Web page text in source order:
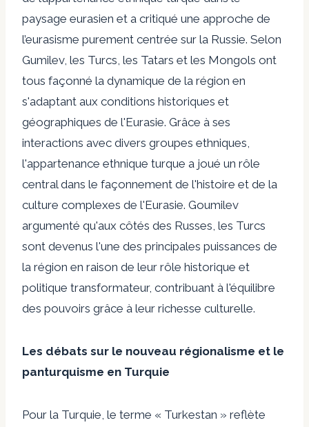
paysage eurasien et a critiqué une approche de
l’eurasisme purement centrée sur la Russie. Selon
Gumilev, les Turcs, les Tatars et les Mongols ont
tous façonné la dynamique de la région en
s'adaptant aux conditions historiques et
géographiques de l'Eurasie. Grâce à ses
interactions avec divers groupes ethniques,
l'appartenance ethnique turque a joué un rôle
central dans le façonnement de l'histoire et de la
culture complexes de l'Eurasie. Goumilev
argumenté qu'aux côtés des Russes, les Turcs
sont devenus l'une des principales puissances de
la région en raison de leur rôle historique et
politique transformateur, contribuant à l'équilibre
des pouvoirs grâce à leur richesse culturelle.
Les débats sur le nouveau régionalisme et le
panturquisme en Turquie
Pour la Turquie, le terme « Turkestan » reflète